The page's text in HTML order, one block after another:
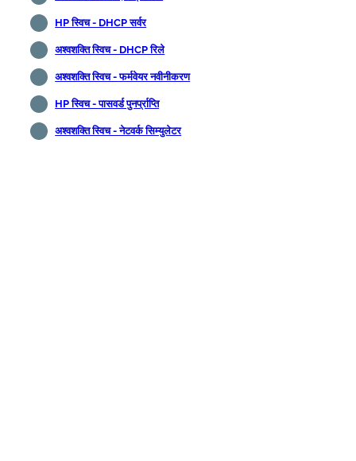
HP स्विच - DHCP सर्वर
अश्वशक्ति स्विच - DHCP रिले
अश्वशक्ति स्विच - फर्मवेयर नवीनीकरण
HP स्विच - पासवर्ड पुनर्प्राप्ति
अश्वशक्ति स्विच - नेटवर्क सिम्युलेटर